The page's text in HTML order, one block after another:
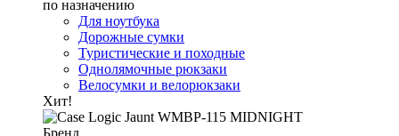
по назначению
Для ноутбука
Дорожные сумки
Туристические и походные
Однолямочные рюкзаки
Велосумки и велорюкзаки
Хит!
Бренд